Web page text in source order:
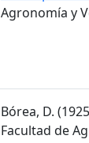
Agronomía y
Bórea, D.
Facultad de